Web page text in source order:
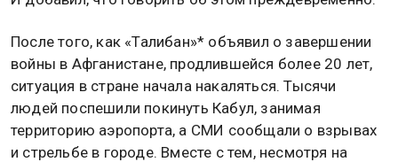
После того, как «Талибан»* объявил о завершении
войны в Афганистане, продлившейся более 20 лет,
ситуация в стране начала накаляться. Тысячи
людей поспешили покинуть Кабул, занимая
территорию аэропорта, а СМИ сообщали о взрывах
и стрельбе в городе. Вместе с тем, несмотря на